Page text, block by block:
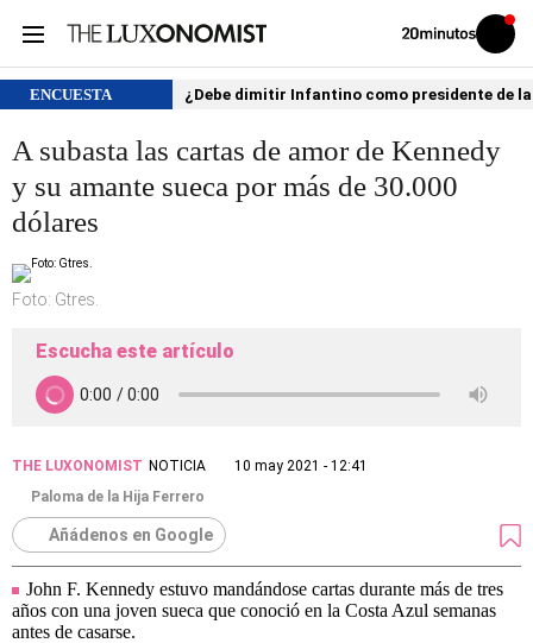
Volver
Iniciar
sesión
ENCUESTA ¿Debe dimitir Infantino como presidente de
A subasta las cartas de amor de Kennedy
y su amante sueca por más de 30.000
dólares
Foto: Gtres.
Escucha este artículo
THE LUXONOMIST NOTICIA
10 may 2021 - 12:41
Paloma de la Hija Ferrero
Añádenos en Google
John F. Kennedy estuvo mandándose cartas durante más de tres
años con una joven sueca que conoció en la Costa Azul semanas
antes de casarse.